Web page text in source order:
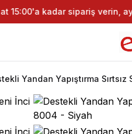
15:00'a kadar sipariş verin,
Yandan Yapıştırma